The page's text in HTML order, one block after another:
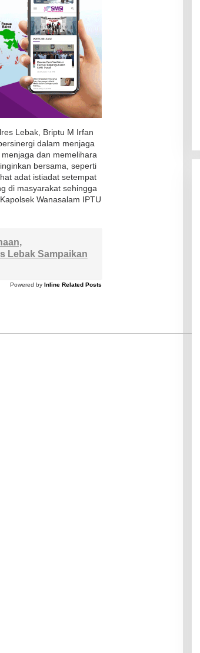
Lebak, Briptu M Irfan
dalam menjaga
dan memelihara
bersama, seperti
adat istiadat setempat
di masyarakat sehingga
Wanasalam IPTU
Lebak Sampaikan
Powered by Inline Related Posts